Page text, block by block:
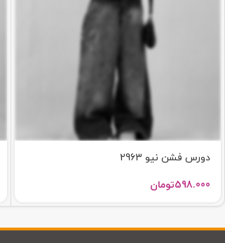
دورس فشن نیو 2963
598.000تومان